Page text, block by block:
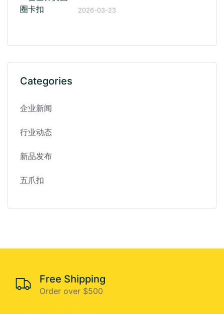
2026-03-23
Categories
企业新闻
行业动态
新品发布
五爪扣
Free Shipping
Order over $500